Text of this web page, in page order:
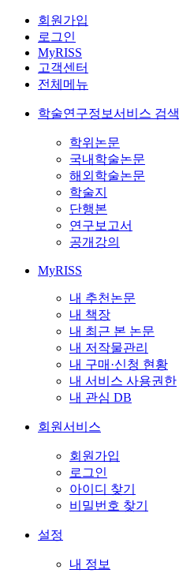
회원가입
로그인
MyRISS
고객센터
전체메뉴
학술연구정보서비스 검색
학위논문
국내학술논문
해외학술논문
학술지
단행본
연구보고서
공개강의
MyRISS
내 추천논문
내 책장
내 최근 본 논문
내 저작물관리
내 구매·신청 현황
내 서비스 사용권한
내 관심 DB
회원서비스
회원가입
로그인
아이디 찾기
비밀번호 찾기
설정
내 정보